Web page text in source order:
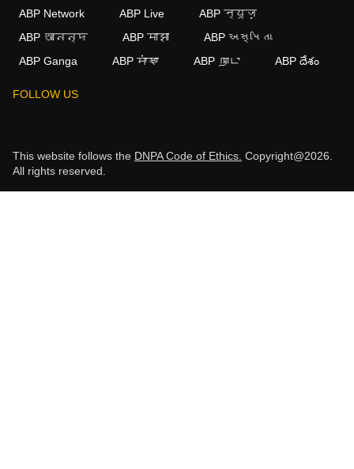
ABP Network ABP Live
ABP न्यूज़
ABP আনন্দ
ABP माझा
ABP અસ્મિતા
ABP Ganga
ABP ਸਾਂਝਾ ABP நாடு ABP దేశం
FOLLOW US
This website follows the DNPA Code of Ethics. Copyright@2026.
All rights reserved.